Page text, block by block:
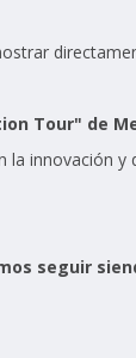
Tour" de
innovación y
seguir